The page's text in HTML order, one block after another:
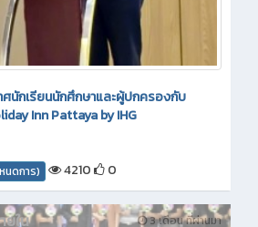
ศนักเรียนนักศึกษาและผู้ปกครองกับ
Inn Pattaya by IHG
นดการ) 4210 0
3 เดือน ที่ผ่านมา
ยใน